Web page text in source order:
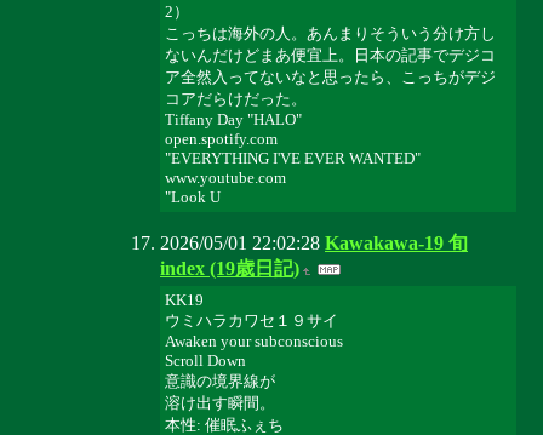
2）
こっちは海外の人。あんまりそういう分け方し
ないんだけどまあ便宜上。日本の記事でデジコ
ア全然入ってないなと思ったら、こっちがデジ
コアだらけだった。
Tiffany Day "HALO"
open.spotify.com
"EVERYTHING I'VE EVER WANTED"
www.youtube.com
"Look U
2026/05/01 22:02:28 Kawakawa-19 旬
index (19歳日記)
KK19
ウミハラカワセ１９サイ
Awaken your subconscious
Scroll Down
意識の境界線が
溶け出す瞬間。
本性: 催眠ふぇち